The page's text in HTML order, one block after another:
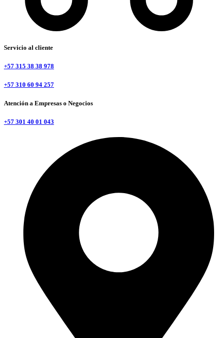
Servicio al cliente
+57 315 38 38 978
+57 310 60 94 257
Atención a Empresas o Negocios
+57 301 40 01 043